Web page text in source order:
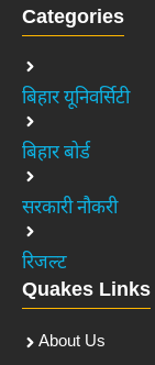
Categories
बिहार यूनिवर्सिटी
बिहार बोर्ड
सरकारी नौकरी
रिजल्ट
Quakes Links
About Us